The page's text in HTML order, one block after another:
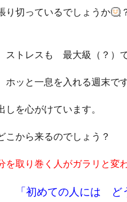
切っているでしょうか
ストレスも 最大級（？）
ッと一息を入れる週末で
しを心がけています。
から来るのでしょう？
取り巻く人がガラリと変わ
「初めての人には ど